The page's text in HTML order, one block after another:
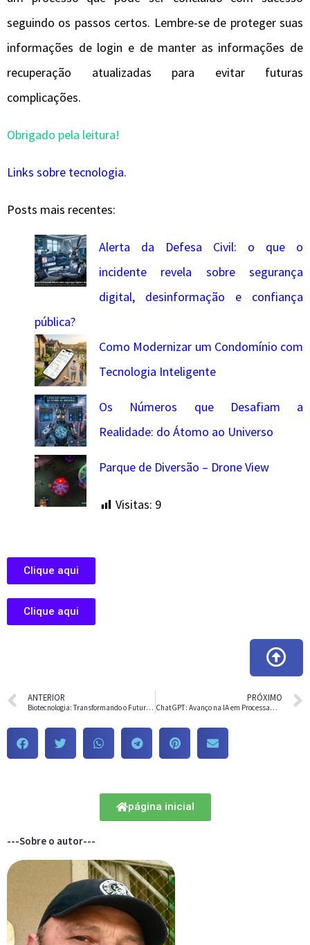
seguindo os passos certos. Lembre-se de proteger suas
informações de login e de manter as informações de
recuperação atualizadas para evitar futuras
complicações.
Obrigado pela leitura!
Links sobre tecnologia.
Posts mais recentes:
Alerta da Defesa Civil: o que o
incidente revela sobre segurança
digital, desinformação e confiança
pública?
Como Modernizar um Condomínio com
Tecnologia Inteligente
Os Números que Desafiam a
Realidade: do Átomo ao Universo
Parque de Diversão – Drone View
Visitas: 9
Clique aqui
Clique aqui
ANTERIOR
Biotecnologia: Transformando o Futuro da Ciência e da Indústria
PRÓXIMO
ChatGPT: Avanço na IA em Processamento de Linguagem Natural
página inicial
---Sobre o autor---